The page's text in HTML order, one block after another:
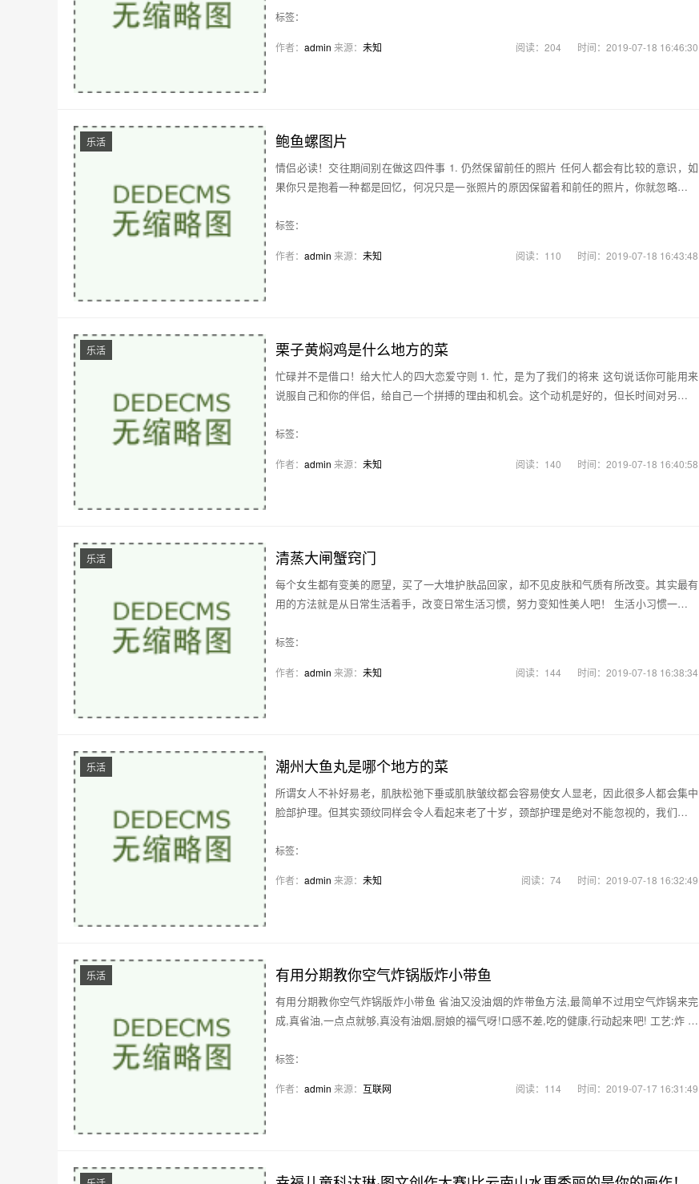
标签：
作者： admin 来源： 未知 阅读：204 时间：2019-07-18 16:46:30
鲍鱼螺图片
乐活
情侣必读！交往期间别在做这四件事 1. 仍然保留前任的照片 任何人都会有比较的意识，如
果你只是抱着一种都是回忆，何况只是一张照片的原因保留着和前任的照片，你就忽略了正
标签：
作者： admin 来源： 未知 阅读：110 时间：2019-07-18 16:43:48
栗子黄焖鸡是什么地方的菜
乐活
忙碌并不是借口！给大忙人的四大恋爱守则 1. 忙，是为了我们的将来 这句说话你可能用来
说服自己和你的伴侣，给自己一个拼搏的理由和机会。这个动机是好的，但长时间对另一半
标签：
作者： admin 来源： 未知 阅读：140 时间：2019-07-18 16:40:58
清蒸大闸蟹窍门
乐活
每个女生都有变美的愿望，买了一大堆护肤品回家，却不见皮肤和气质有所改变。其实最有
用的方法就是从日常生活着手，改变日常生活习惯，努力变知性美人吧！ 生活小习惯一：早
标签：
作者： admin 来源： 未知 阅读：144 时间：2019-07-18 16:38:34
潮州大鱼丸是哪个地方的菜
乐活
所谓女人不补好易老，肌肤松弛下垂或肌肤皱纹都会容易使女人显老，因此很多人都会集中
脸部护理。但其实颈纹同样会令人看起来老了十岁，颈部护理是绝对不能忽视的，我们一起
标签：
作者： admin 来源： 未知 阅读：74 时间：2019-07-18 16:32:49
有用分期教你空气炸锅版炸小带鱼
乐活
有用分期教你空气炸锅版炸小带鱼 省油又没油烟的炸带鱼方法,最简单不过用空气炸锅来完
成,真省油,一点点就够,真没有油烟,厨娘的福气呀!口感不差,吃的健康,行动起来吧! 工艺:炸 口
标签：
作者： admin 来源： 互联网 阅读：114 时间：2019-07-17 16:31:49